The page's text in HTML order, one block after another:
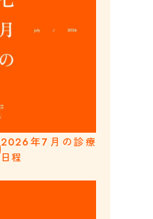
2026年7月の診療
日程